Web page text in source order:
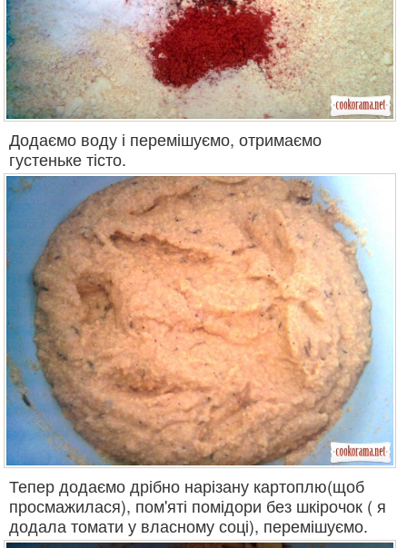
Додаємо воду і перемішуємо, отримаємо
густеньке тісто.
Тепер додаємо дрібно нарізану картоплю(щоб
просмажилася), пом'яті помідори без шкірочок ( я
додала томати у власному соці), перемішуємо.